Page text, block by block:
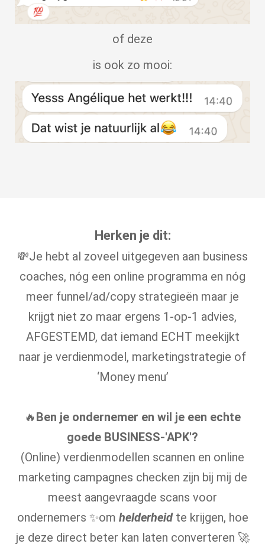
of deze
is ook zo mooi:
Herken je dit:
💸Je hebt al zoveel uitgegeven aan business
coaches, nóg een online programma en nóg
meer funnel/ad/copy strategieën maar je
krijgt niet zo maar ergens 1-op-1 advies,
AFGESTEMD, dat iemand ECHT meekijkt
naar je verdienmodel, marketingstrategie of
‘Money menu’
🔥Ben je ondernemer en wil je een echte
goede BUSINESS-'APK'?
(Online) verdienmodellen scannen en online
marketing campagnes checken zijn bij mij de
meest aangevraagde scans voor
ondernemers ✨om helderheidte krijgen, hoe
je deze direct beter kan laten converteren 🚀